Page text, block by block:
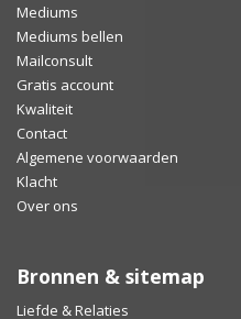
Mediums
Mediums bellen
Mailconsult
Gratis account
Kwaliteit
Contact
Algemene voorwaarden
Klacht
Over ons
Bronnen & sitemap
Liefde & Relaties